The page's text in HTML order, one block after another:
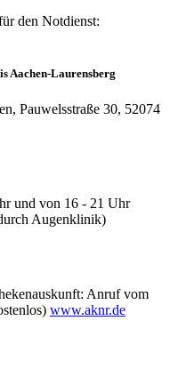
den Notdienst:
Aachen-Laurensberg
Pauwelsstraße 30, 52074
und von 16 - 21 Uhr
Augenklinik)
Anruf vom
www.aknr.de